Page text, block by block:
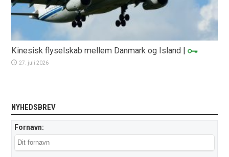
Kinesisk flyselskab mellem Danmark og Island |
27. juli 2026
NYHEDSBREV
Fornavn: